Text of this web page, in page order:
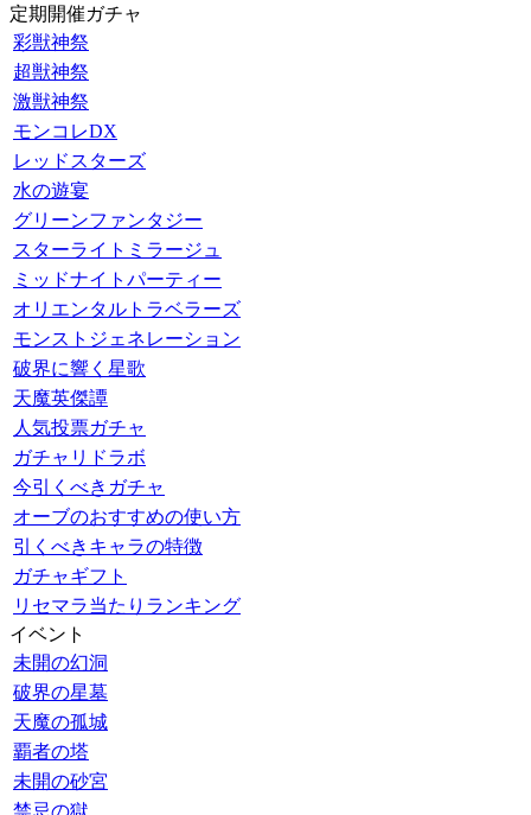
定期開催ガチャ
彩獣神祭
超獣神祭
激獣神祭
モンコレDX
レッドスターズ
水の遊宴
グリーンファンタジー
スターライトミラージュ
ミッドナイトパーティー
オリエンタルトラベラーズ
モンストジェネレーション
破界に響く星歌
天魔英傑譚
人気投票ガチャ
ガチャリドラボ
今引くべきガチャ
オーブのおすすめの使い方
引くべきキャラの特徴
ガチャギフト
リセマラ当たりランキング
イベント
未開の幻洞
破界の星墓
天魔の孤城
覇者の塔
未開の砂宮
禁忌の獄